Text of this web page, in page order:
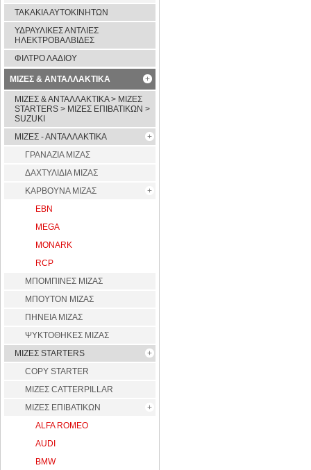
ΤΑΚΑΚΙΑ ΑΥΤΟΚΙΝΗΤΩΝ
ΥΔΡΑΥΛΙΚΕΣ ΑΝΤΛΙΕΣ
ΗΛΕΚΤΡΟΒΑΛΒΙΔΕΣ
ΦΙΛΤΡΟ ΛΑΔΙΟΥ
ΜΙΖΕΣ & ΑΝΤΑΛΛΑΚΤΙΚΑ
ΜΙΖΕΣ & ΑΝΤΑΛΛΑΚΤΙΚΑ > ΜΙΖΕΣ
STARTERS > ΜΙΖΕΣ ΕΠΙΒΑΤΙΚΩΝ >
SUZUKI
ΜΙΖΕΣ - ΑΝΤΑΛΛΑΚΤΙΚΑ
ΓΡΑΝΑΖΙΑ ΜΙΖΑΣ
ΔΑΧΤΥΛΙΔΙΑ ΜΙΖΑΣ
ΚΑΡΒΟΥΝΑ ΜΙΖΑΣ
EBN
MEGA
MONARK
RCP
ΜΠΟΜΠΙΝΕΣ ΜΙΖΑΣ
ΜΠΟΥΤΟΝ ΜΙΖΑΣ
ΠΗΝΕΙΑ ΜΙΖΑΣ
ΨΥΚΤΟΘΗΚΕΣ ΜΙΖΑΣ
ΜΙΖΕΣ STARTERS
COPY STARTER
ΜΙΖΕΣ CATTERPILLAR
ΜΙΖΕΣ ΕΠΙΒΑΤΙΚΩΝ
ALFA ROMEO
AUDI
BMW